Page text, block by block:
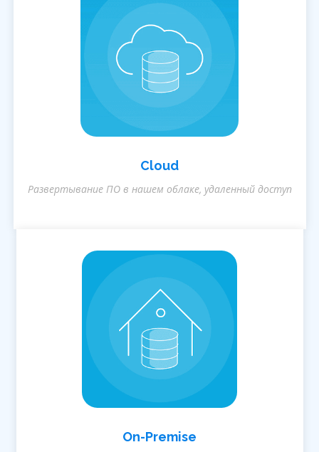
Cloud
Развертывание ПО в нашем облаке, удаленный доступ
On-Premise